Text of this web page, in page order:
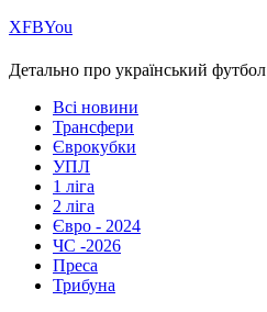
ХFBYou
Детально про український футбол
Всі новини
Трансфери
Єврокубки
УПЛ
1 ліга
2 ліга
Євро - 2024
ЧС -2026
Преса
Трибуна